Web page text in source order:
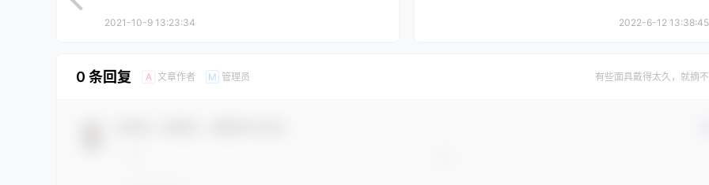
2021-10-9 13:23:34 2022-6-12 13:38:45
0 条回复 A 文章作者 M 管理员 有些面具戴得太久，就摘